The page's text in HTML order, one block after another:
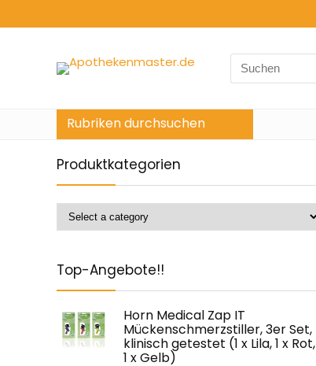
Search
for:
Rubriken durchsuchen
Produktkategorien
Top-Angebote!!
Horn Medical Zap IT
Mückenschmerzstiller, 3er Set,
klinisch getestet (1 x Lila, 1 x Rot,
1 x Gelb)